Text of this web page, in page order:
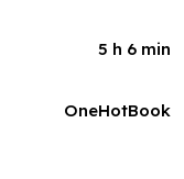
5 h 6 min
OneHotBook